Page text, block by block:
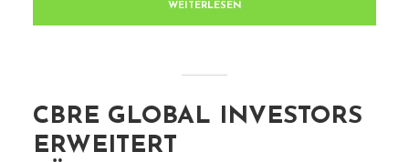
WEITERLESEN
CBRE GLOBAL INVESTORS
ERWEITERT